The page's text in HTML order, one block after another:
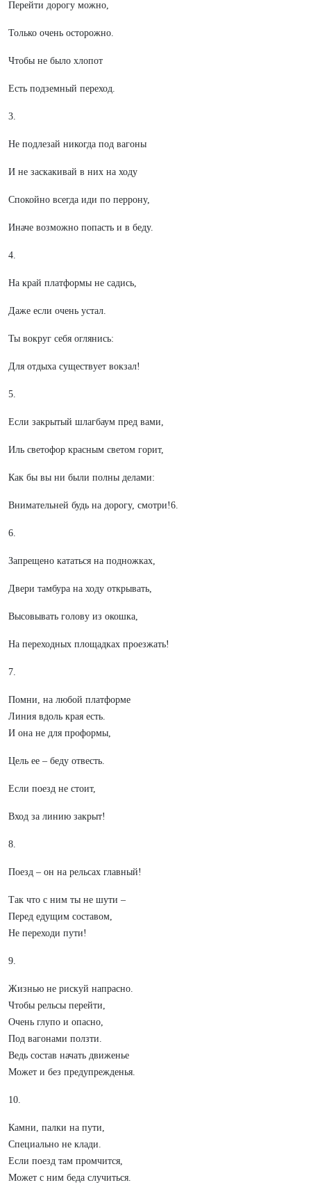
Перейти дорогу можно,
Только очень осторожно.
Чтобы не было хлопот
Есть подземный переход.
3.
Не подлезай никогда под вагоны
И не заскакивай в них на ходу
Спокойно всегда иди по перрону,
Иначе возможно попасть и в беду.
4.
На край платформы не садись,
Даже если очень устал.
Ты вокруг себя оглянись:
Для отдыха существует вокзал!
5.
Если закрытый шлагбаум пред вами,
Иль светофор красным светом горит,
Как бы вы ни были полны делами:
Внимательней будь на дорогу, смотри!6.
6.
Запрещено кататься на подножках,
Двери тамбура на ходу открывать,
Высовывать голову из окошка,
На переходных площадках проезжать!
7.
Помни, на любой платформе
Линия вдоль края есть.
И она не для проформы,
Цель ее – беду отвесть.
Если поезд не стоит,
Вход за линию закрыт!
8.
Поезд – он на рельсах главный!
Так что с ним ты не шути –
Перед едущим составом,
Не переходи пути!
9.
Жизнью не рискуй напрасно.
Чтобы рельсы перейти,
Очень глупо и опасно,
Под вагонами ползти.
Ведь состав начать движенье
Может и без предупрежденья.
10.
Камни, палки на пути,
Специально не клади.
Если поезд там промчится,
Может с ним беда случиться.